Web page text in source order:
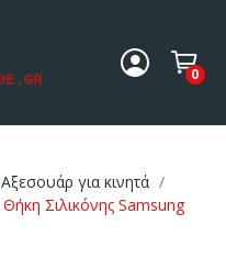
0
Αξεσουάρ για κινητά
Θήκη Σιλικόνης Samsung